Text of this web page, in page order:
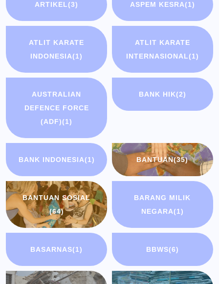
ARTIKEL(3) ASPEM KESRA(1)
ATLIT KARATE
INDONESIA(1)
ATLIT KARATE
INTERNASIONAL(1)
AUSTRALIAN
DEFENCE FORCE
(ADF)(1)
BANK HIK(2)
BANK INDONESIA(1) BANTUAN(35)
BANTUAN SOSIAL
(64)
BARANG MILIK
NEGARA(1)
BASARNAS(1) BBWS(6)